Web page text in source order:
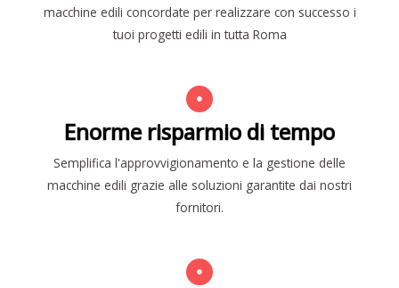
macchine edili concordate per realizzare con successo i
tuoi progetti edili in tutta Roma
Enorme risparmio di tempo
Semplifica l'approvvigionamento e la gestione delle
macchine edili grazie alle soluzioni garantite dai nostri
fornitori.